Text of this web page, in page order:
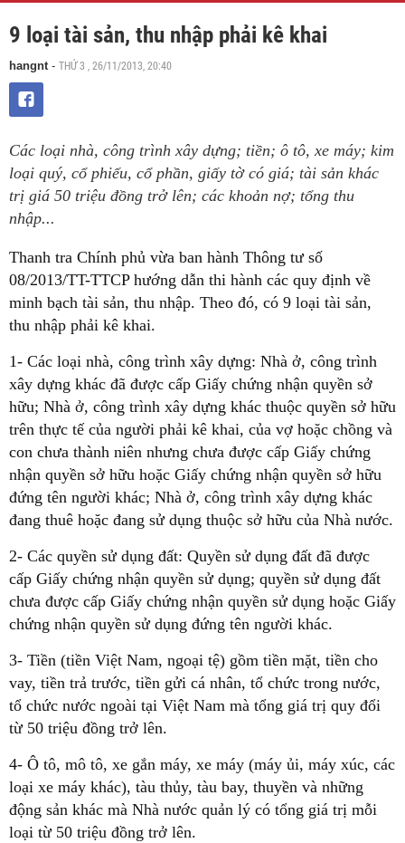
9 loại tài sản, thu nhập phải kê khai
hangnt- THỨ 3 , 26/11/2013, 20:40
Các loại nhà, công trình xây dựng; tiền; ô tô, xe máy; kim
loại quý, cổ phiếu, cổ phần, giấy tờ có giá; tài sản khác
trị giá 50 triệu đồng trở lên; các khoản nợ; tổng thu
nhập...
Thanh tra Chính phủ vừa ban hành Thông tư số
08/2013/TT-TTCP hướng dẫn thi hành các quy định về
minh bạch tài sản, thu nhập. Theo đó, có 9 loại tài sản,
thu nhập phải kê khai.
1- Các loại nhà, công trình xây dựng: Nhà ở, công trình
xây dựng khác đã được cấp Giấy chứng nhận quyền sở
hữu; Nhà ở, công trình xây dựng khác thuộc quyền sở hữu
trên thực tế của người phải kê khai, của vợ hoặc chồng và
con chưa thành niên nhưng chưa được cấp Giấy chứng
nhận quyền sở hữu hoặc Giấy chứng nhận quyền sở hữu
đứng tên người khác; Nhà ở, công trình xây dựng khác
đang thuê hoặc đang sử dụng thuộc sở hữu của Nhà nước.
2- Các quyền sử dụng đất: Quyền sử dụng đất đã được
cấp Giấy chứng nhận quyền sử dụng; quyền sử dụng đất
chưa được cấp Giấy chứng nhận quyền sử dụng hoặc Giấy
chứng nhận quyền sử dụng đứng tên người khác.
3- Tiền (tiền Việt Nam, ngoại tệ) gồm tiền mặt, tiền cho
vay, tiền trả trước, tiền gửi cá nhân, tổ chức trong nước,
tổ chức nước ngoài tại Việt Nam mà tổng giá trị quy đổi
từ 50 triệu đồng trở lên.
4- Ô tô, mô tô, xe gắn máy, xe máy (máy ủi, máy xúc, các
loại xe máy khác), tàu thủy, tàu bay, thuyền và những
động sản khác mà Nhà nước quản lý có tổng giá trị mỗi
loại từ 50 triệu đồng trở lên.